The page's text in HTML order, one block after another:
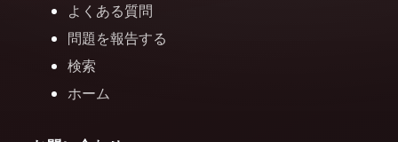
よくある質問
問題を報告する
検索
ホーム